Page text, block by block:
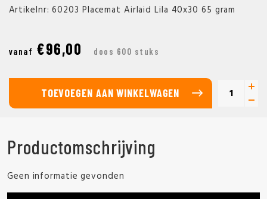
Artikelnr: 60203 Placemat Airlaid Lila 40x30 65 gram
vanaf €96,00 doos 600 stuks
TOEVOEGEN AAN WINKELWAGEN
Productomschrijving
Geen informatie gevonden